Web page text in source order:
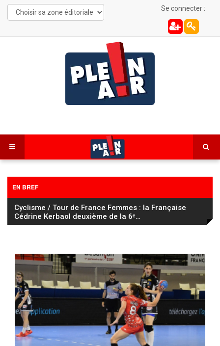
Se connecter :
EN BREF
Cyclisme / Tour de France Femmes : la Française
Cédrine Kerbaol deuxième de la 6ᵉ…